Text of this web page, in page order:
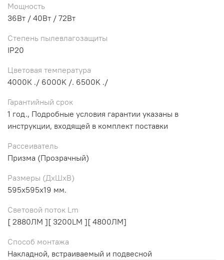
Мощность
36Вт / 40Вт / 72Вт
Степень пылевлагозащиты
IP20
Цветовая температура
4000К ./ 6000K /. 6500K ./
Гарантийный срок
1 год., Подробные условия гарантии указаны в
инструкции, входящей в комплект поставки
Рассеиватель
Призма (Прозрачный)
Размеры (ДхШхВ)
595х595х19 мм.
Световой поток Lm
[ 2880ЛМ ][ 3200LM ][ 4800ЛМ]
Способ монтажа
Накладной, встраиваемый и подвесной